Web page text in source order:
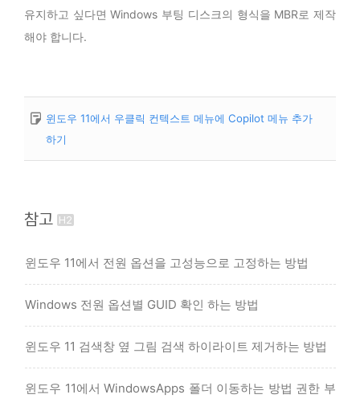
유지하고 싶다면 Windows 부팅 디스크의 형식을 MBR로 제작
해야 합니다.
윈도우 11에서 우클릭 컨텍스트 메뉴에 Copilot 메뉴 추가
하기
참고
윈도우 11에서 전원 옵션을 고성능으로 고정하는 방법
Windows 전원 옵션별 GUID 확인 하는 방법
윈도우 11 검색창 옆 그림 검색 하이라이트 제거하는 방법
윈도우 11에서 WindowsApps 폴더 이동하는 방법 권한 부